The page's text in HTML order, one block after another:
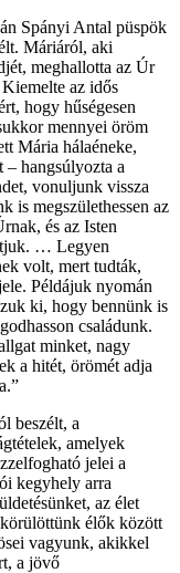
Spányi Antal püspök
Máriáról, aki
meghallotta az Úr
az idős
hogy hűségesen
mennyei öröm
Mária hálaéneke,
hangsúlyozta a
vonuljunk vissza
is megszülethessen az
és az Isten
… Legyen
volt, mert tudták,
Példájuk nyomán
ki, hogy bennünk is
családunk.
minket, nagy
a hitét, örömét adja
beszélt, a
amelyek
jelei a
kegyhely arra
az élet
élők között
vagyunk, akikkel
a jövő